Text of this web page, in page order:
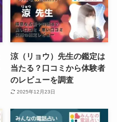
涼（リョウ）先生の鑑定は
当たる？口コミから体験者
のレビューを調査
2025年12月23日